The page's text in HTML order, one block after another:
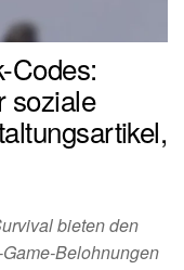
Codes:
soziale
bieten den
Belohnungen